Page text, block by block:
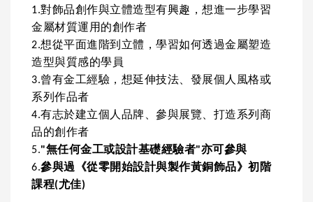
1.對飾品創作與立體造型有興趣，想進一步學習
金屬材質運用的創作者
2.想從平面進階到立體，學習如何透過金屬塑造
造型與質感的學員
3.曾有金工經驗，想延伸技法、發展個人風格或
系列作品者
4.有志於建立個人品牌、參與展覽、打造系列商
品的創作者
5."無任何金工或設計基礎經驗者"亦可參與
6.參與過《從零開始設計與製作黃銅飾品》初階
課程(尤佳)